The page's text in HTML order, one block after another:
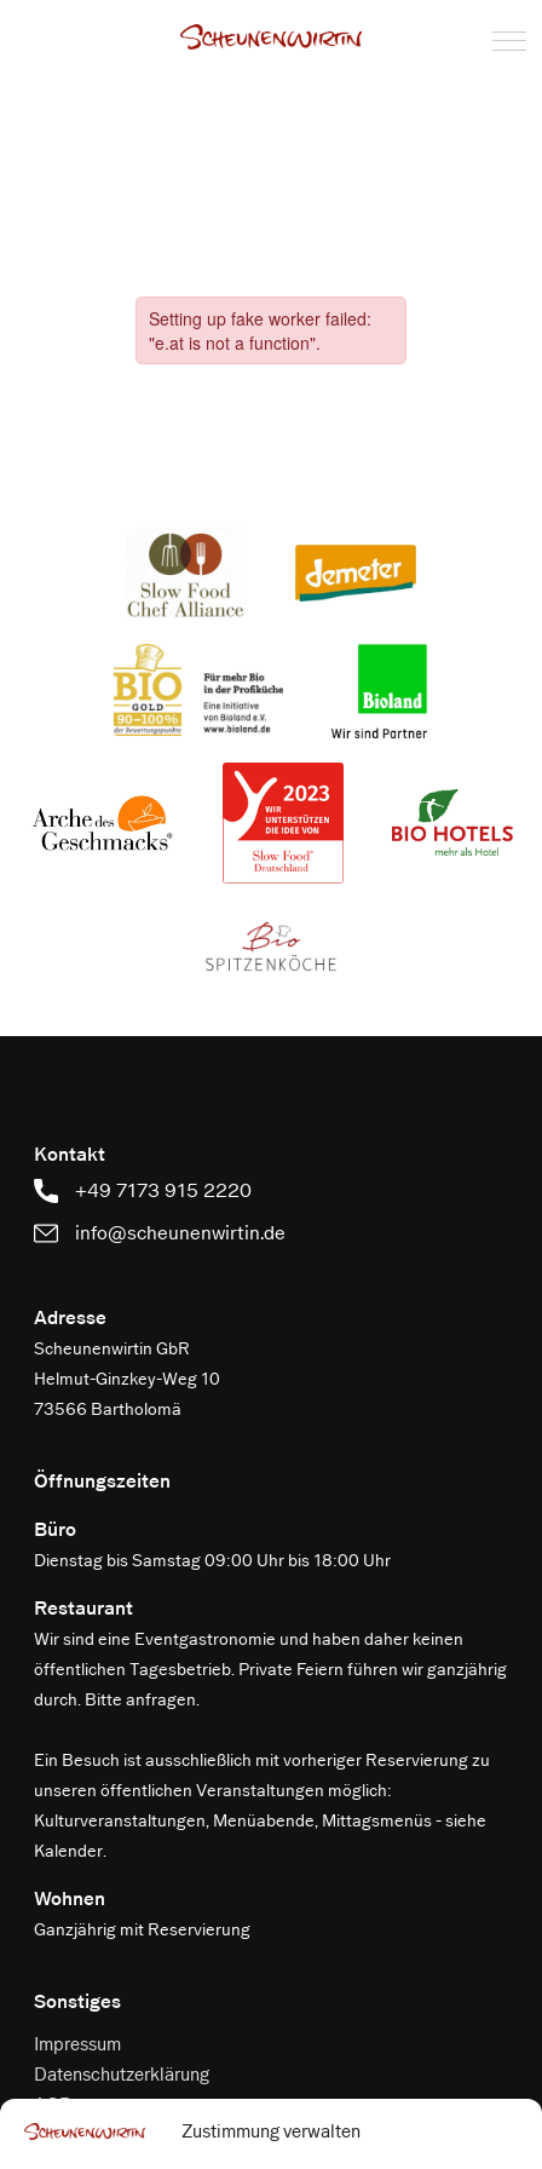
Zustimmung verwalten
Kontakt
+49 7173 915 2220
info@scheunenwirtin.de
Adresse
Scheunenwirtin GbR
Helmut-Ginzkey-Weg 10
73566 Bartholomä
Öffnungszeiten
Büro
Dienstag bis Samstag 09:00 Uhr bis 18:00 Uhr
Restaurant
Wir sind eine Eventgastronomie und haben daher keinen
öffentlichen Tagesbetrieb. Private Feiern führen wir ganzjährig
durch. Bitte anfragen.
Ein Besuch ist ausschließlich mit vorheriger Reservierung zu
unseren öffentlichen Veranstaltungen möglich:
Kulturveranstaltungen, Menüabende, Mittagsmenüs -siehe
Kalender.
Wohnen
Ganzjährig mit Reservierung
Sonstiges
Impressum
Datenschutzerklärung
AGB
Widerrufsbelehrung